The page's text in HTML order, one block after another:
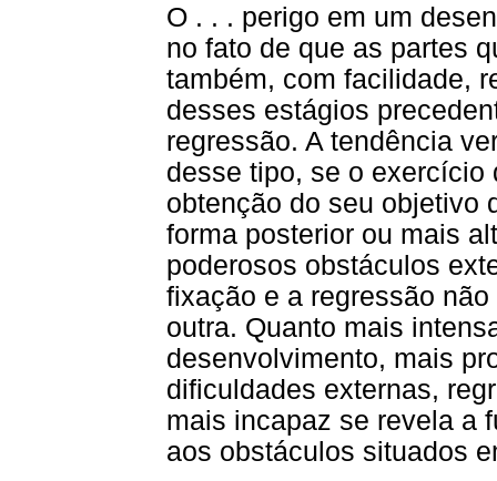
O . . . perigo em um
no fato de que as partes
também, com facilidade,
desses estágios
regressão. A tendência
desse tipo, se o exercício
obtenção do seu objetivo
forma posterior ou mais
poderosos obstáculos
fixação e a regressão
outra. Quanto mais
desenvolvimento, mais
dificuldades externas,
mais incapaz se revela a
aos obstáculos situados